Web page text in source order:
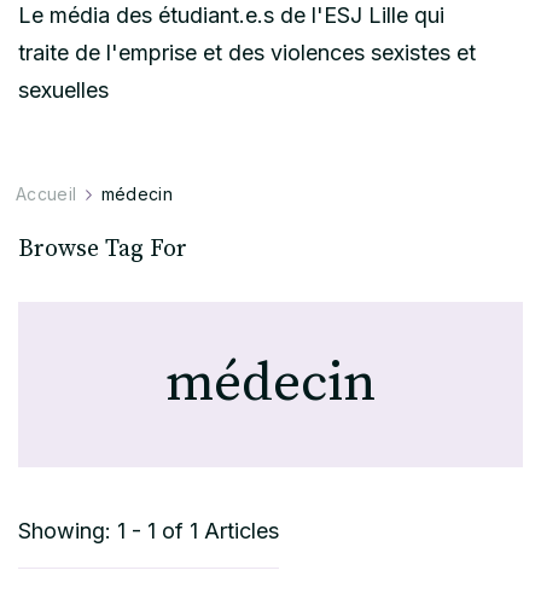
Le média des étudiant.e.s de l'ESJ Lille qui
traite de l'emprise et des violences sexistes et
sexuelles
Accueil médecin
Browse Tag For
médecin
Showing: 1 - 1 of 1 Articles